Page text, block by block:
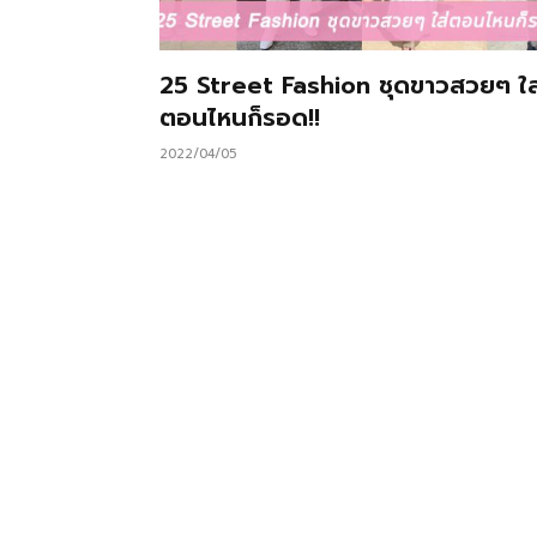
25 Street Fashion ชุดขาวสวยๆ ใ
ตอนไหนก็รอด!!
2022/04/05